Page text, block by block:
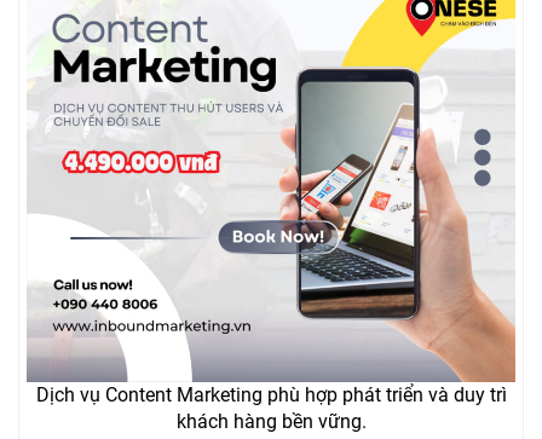
Dịch vụ Content Marketing phù hợp phát triển và duy trì
khách hàng bền vững.